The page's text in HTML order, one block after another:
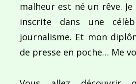
malheur est né un rêve.
inscrite dans une
journalisme. Et mon
de presse en poche… Me